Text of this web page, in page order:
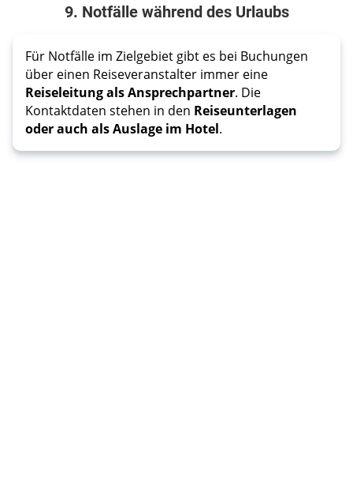
9. Notfälle während des Urlaubs
Für Notfälle im Zielgebiet gibt es bei Buchungen
über einen Reiseveranstalter immer eine
Reiseleitung als Ansprechpartner. Die
Kontaktdaten stehen in den Reiseunterlagen
oder auch als Auslage im Hotel.